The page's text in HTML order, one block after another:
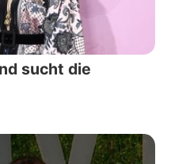
sucht die